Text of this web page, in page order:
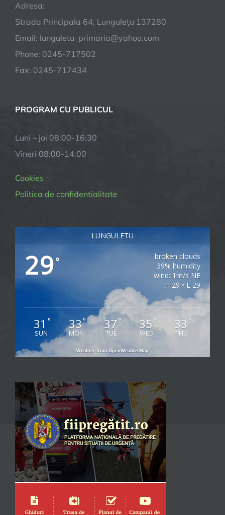
Adresa:
Strada Principala 64, Lungulețu 137280
Email: lunguletu_primaria@yahoo.com
Phone: 0245-717502
Fax: 0245-717434
PROGRAM CU PUBLICUL
Luni – joi 08:00-16:30
Vineri 08:00-14:00
Cookies
Politica de confidentialitate
LUNGULETU
29°
broken clouds
39% humidity
wind: 1m/s NE
H 29 • L 29
31 °
SUN
33°
MON
37°
TUE
35 °
WED
33 °
THU
Weather from OpenWeatherMap